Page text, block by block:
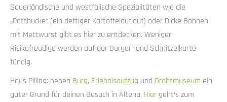
Sauerländische und westfälische Spezialitäten wie die
„Potthucke“ (ein deftiger Kartoffelauflauf) oder Dicke Bohnen
mit Mettwurst gibt es hier zu entdecken. Weniger
Risikofreudige werden auf der Burger- und Schnitzelkarte
fündig.
Haus Pilling: neben Burg, Erlebnisaufzug und Drahtmuseum ein
guter Grund für deinen Besuch in Altena. Hier geht‘s zum